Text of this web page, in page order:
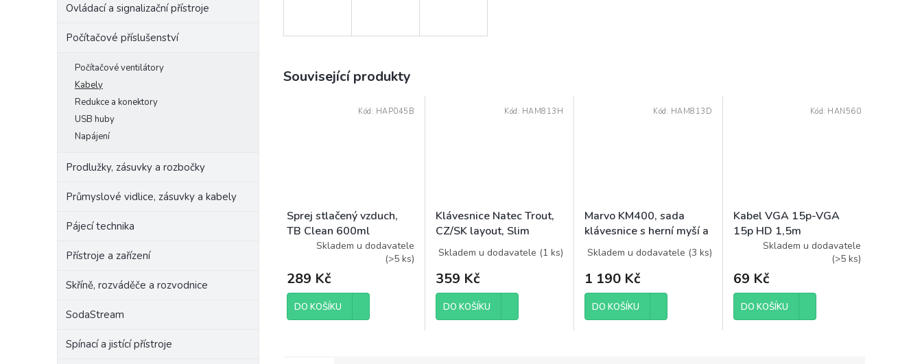
Ovládací a signalizační přístroje
Počítačové příslušenství
Počítačové ventilátory
Kabely
Redukce a konektory
USB huby
Napájení
Prodlužky, zásuvky a rozbočky
Průmyslové vidlice, zásuvky a kabely
Pájecí technika
Přístroje a zařízení
Skříně, rozváděče a rozvodnice
SodaStream
Spínací a jistící přístroje
Související produkty
Sprej stlačený vzduch,
TB Clean 600ml
Skladem u dodavatele
(>5 ks)
289 Kč
DO KOŠÍKU
Kód: HAP045B
Klávesnice Natec Trout,
CZ/SK layout, Slim
multimedia, 1,8m kabel
Skladem u dodavatele (1 ks)
359 Kč
DO KOŠÍKU
Kód: HAM813H
Marvo KM400, sada
klávesnice s herní myší a
podložkou, CZ/SK, herní
Skladem u dodavatele (3 ks)
1 190 Kč
DO KOŠÍKU
Kód: HAM813D
Kabel VGA 15p-VGA
15p HD 1,5m
Skladem u dodavatele
(>5 ks)
69 Kč
DO KOŠÍKU
Kód: HAN560